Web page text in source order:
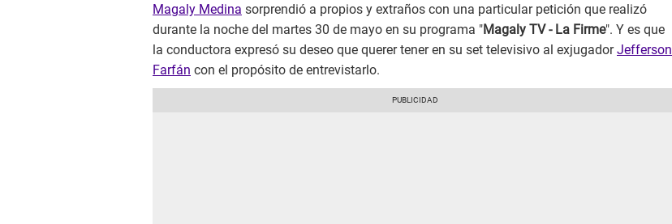
Magaly Medina sorprendió a propios y extraños con una particular petición que realizó
durante la noche del martes 30 de mayo en su programa "Magaly TV - La Firme". Y es que
la conductora expresó su deseo que querer tener en su set televisivo al exjugadorJefferson
Farfán con el propósito de entrevistarlo.